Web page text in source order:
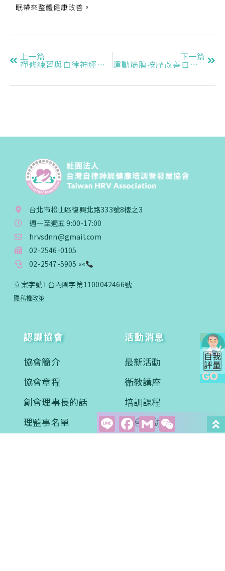
眠帶來整體健康改善。
上一篇
禪修練習與自律神經失調
下一篇
運動筋膜按摩改善自律神經失調
台北市松山區復興北路333號8樓之3
週一至週五 9:00-17:00
hrvsdnn@gmail.com
02-2546-0105
02-2547-5905 ««
立案字號 I 台內團字第1100042466號
隱私權政策
認識協會
協會簡介
協會章程
創會理事長的話
理監事名單
活動消息
最新活動
衛教講座
培訓課程
協會活動
LineFacebook
Gmail